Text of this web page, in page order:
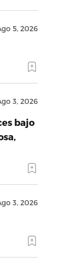
5, 2026
3, 2026
bajo
3, 2026